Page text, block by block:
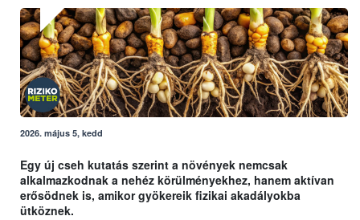
2026. május 5, kedd
Egy új cseh kutatás szerint a növények nemcsak
alkalmazkodnak a nehéz körülményekhez, hanem aktívan
erősödnek is, amikor gyökereik fizikai akadályokba
ütköznek.